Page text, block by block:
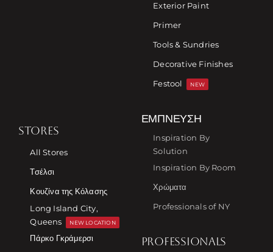
Exterior Paint
Primer
Tools & Sundries
Decorative Finishes
Festool
NEW
STORES
All Stores
Τσέλσι
Κουζίνα της Κόλασης
Long Island City,
Queens
NEW LOCATION
Πάρκο Γκράμερσι
ΈΜΠΝΕΥΣΗ
Inspiration By
Solution
Inspiration By Room
Χρώματα
Professionals of NY
PROFESSIONALS